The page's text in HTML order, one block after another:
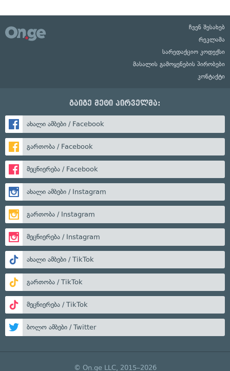
ჩვენ შესახებ
რეკლამა
სარედაქციო კოდექსი
მასალის გამოყენების პირობები
კონტაქტი
გაიგე მეტი პირველმა:
ახალი ამბები / Facebook
გართობა / Facebook
მეცნიერება / Facebook
ახალი ამბები / Instagram
გართობა / Instagram
მეცნიერება / Instagram
ახალი ამბები / TikTok
გართობა / TikTok
მეცნიერება / TikTok
ბოლო ამბები / Twitter
© On.ge LLC, 2015–2026